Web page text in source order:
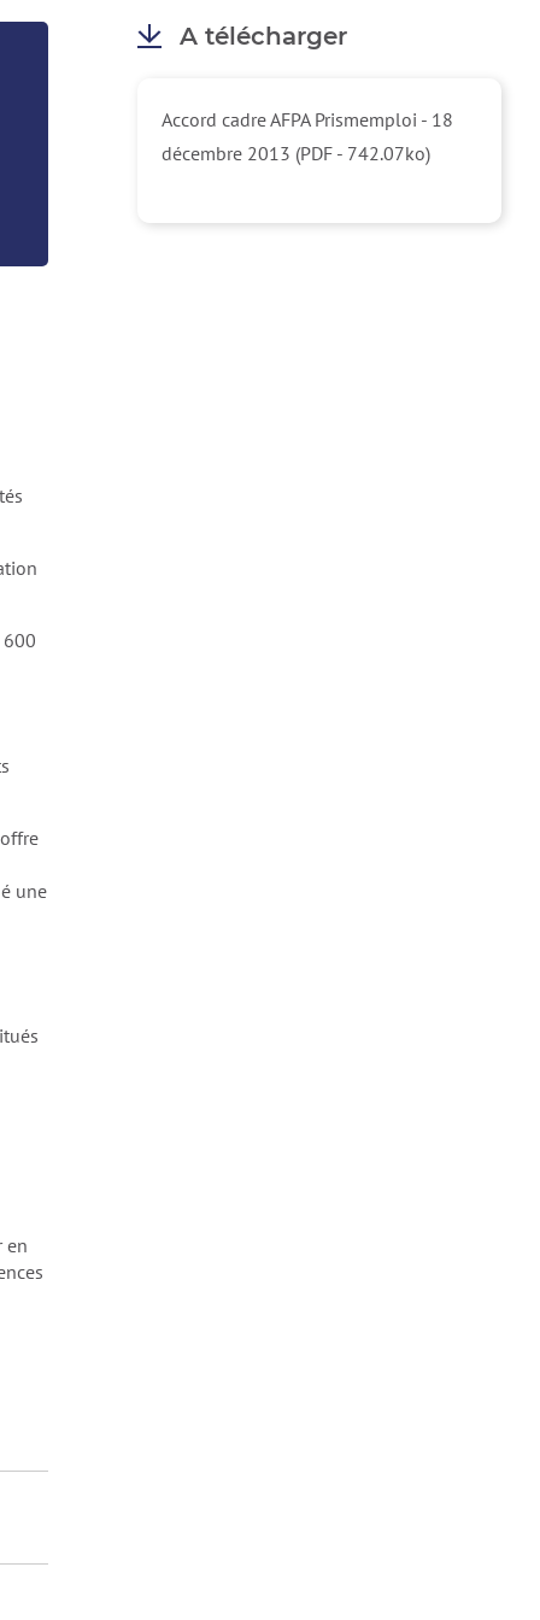
une
en
A télécharger
Accord cadre AFPA Prismemploi - 18
décembre 2013 (PDF - 742.07ko)